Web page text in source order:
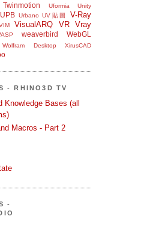
Twinmotion Uformia
Unity
UPB Urbano UV貼圖 V-Ray
VisualARQ VR Vray
weaverbird WebGL
Wolfram Desktop XirusCAD
- RHINO3D TV
Knowledge Bases (all
Macros - Part 2
-